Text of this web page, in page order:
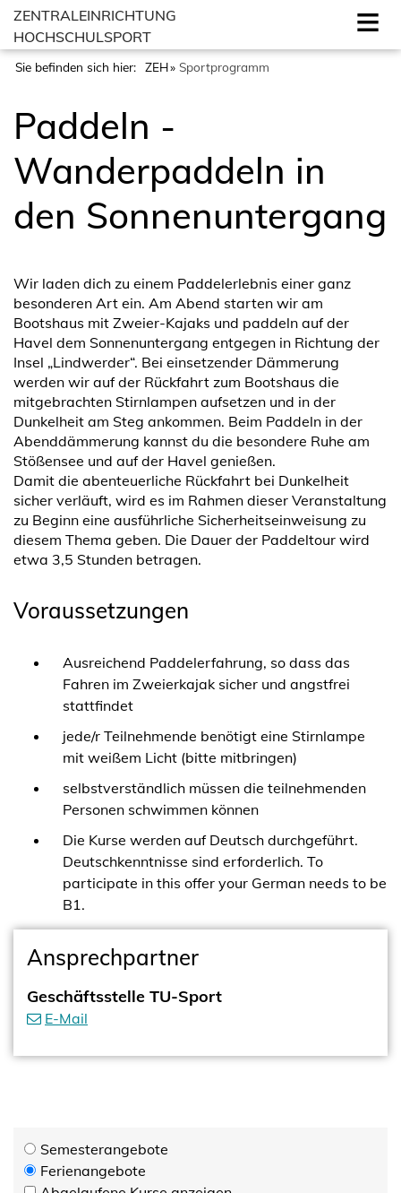
ZENTRALEINRICHTUNG
HOCHSCHULSPORT
Sie befinden sich hier: ZEH Sportprogramm
Paddeln -
Wanderpaddeln in
den Sonnenuntergang
Wir laden dich zu einem Paddelerlebnis einer ganz
besonderen Art ein. Am Abend starten wir am
Bootshaus mit Zweier-Kajaks und paddeln auf der
Havel dem Sonnenuntergang entgegen in Richtung der
Insel „Lindwerder“. Bei einsetzender Dämmerung
werden wir auf der Rückfahrt zum Bootshaus die
mitgebrachten Stirnlampen aufsetzen und in der
Dunkelheit am Steg ankommen. Beim Paddeln in der
Abenddämmerung kannst du die besondere Ruhe am
Stößensee und auf der Havel genießen.
Damit die abenteuerliche Rückfahrt bei Dunkelheit
sicher verläuft, wird es im Rahmen dieser Veranstaltung
zu Beginn eine ausführliche Sicherheitseinweisung zu
diesem Thema geben. Die Dauer der Paddeltour wird
etwa 3,5 Stunden betragen.
Voraussetzungen
Ausreichend Paddelerfahrung, so dass das
Fahren im Zweierkajak sicher und angstfrei
stattfindet
jede/r Teilnehmende benötigt eine Stirnlampe
mit weißem Licht (bitte mitbringen)
selbstverständlich müssen die teilnehmenden
Personen schwimmen können
Die Kurse werden auf Deutsch durchgeführt.
Deutschkenntnisse sind erforderlich. To
participate in this offer your German needs to be
B1.
Ansprechpartner
Geschäftsstelle TU-Sport
E-Mail
Semesterangebote
Ferienangebote